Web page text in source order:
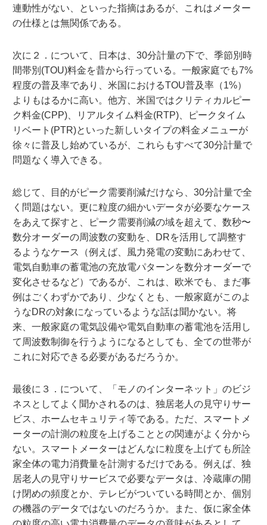
連動性がない、といった指摘はあるが、これはメーター
の仕様とは無関係である。
次に２．について、日本は、30分計量の下で、季節別時
間帯別(TOU)料金を昔から行っている。一般家庭でも7%
程度の普及率であり、米国におけるTOU普及率（1%）
よりもはるかに高い。他方、米国ではクリティカルピー
ク料金(CPP)、リアルタイム料金(RTP)、ピークタイム
リベート(PTR)といった新しいタイプの料金メニューが
徐々に普及し始めているが、これらもすべて30分計量で
問題なく導入できる。
総じて、目的がピーク需要削減だけなら、30分計量で全
く問題はない。更に粒度の細かいデータが必要なケース
をあえて探すと、ピーク需要削減の域を超えて、数秒〜
数分オーダーの周波数の変動を、DRを活用して調整す
るようなケース（例えば、風力発電の変動にあわせて、
電気自動車の蓄電池の充放電パターンを数分オーダーで
変化させるなど）であるが、これは、欧米でも、まだ事
例はごくわずかであり、少なくとも、一般家庭がこのよ
うなDRの対象になっているような話は聞かない。将
来、一般家庭の電気設備や電気自動車の蓄電池を活用し
て周波数制御を行うようになるとしても、全ての世帯が
これに対応できる必要があるだろうか。
最後に３．について、「モノのインターネット」のビジ
ネスとしてよく聞かされるのは、独居老人の見守りサー
ビス、ホームセキュリティ等である。ただ、スマートメ
ーターの計測の粒度を上げることとの関連がよく分から
ない。スマートメーターはどんなに粒度を上げても所詮
家全体の電力消費量を計測するだけである。例えば、独
居老人の見守りサービスで必要なデータは、冷蔵庫の開
け閉めの頻度とか、テレビがついている時間とか、個別
の機器のデータではないのだろうか。また、仮に家全体